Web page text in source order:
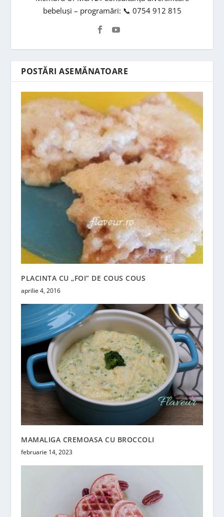
bebeluși – programări: 📞 0754 912 815
POSTĂRI ASEMĂNATOARE
PLACINTA CU „FOI” DE COUS COUS
aprilie 4, 2016
MAMALIGA CREMOASA CU BROCCOLI
februarie 14, 2023